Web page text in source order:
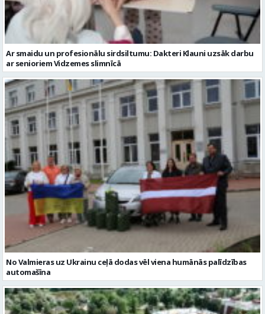
Ar smaidu un profesionālu sirdsiltumu: Dakteri Klauni uzsāk darbu
ar senioriem Vidzemes slimnīcā
No Valmieras uz Ukrainu ceļā dodas vēl viena humānās palīdzības
automašīna